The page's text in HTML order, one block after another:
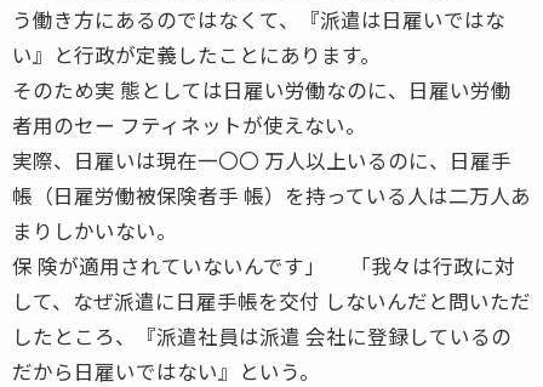
う働き方にあるのではなくて、『派遣は日雇いではな
い』と行政が定義したことにあります。
そのため実 態としては日雇い労働なのに、日雇い労働
者用のセー フティネットが使えない。
実際、日雇いは現在一〇〇 万人以上いるのに、日雇手
帳（日雇労働被保険者手 帳）を持っている人は二万人あ
まりしかいない。
保 険が適用されていないんです」 「我々は行政に対
して、なぜ派遣に日雇手帳を交付 しないんだと問いただ
したところ、『派遣社員は派遣 会社に登録しているの
だから日雇いではない』という。